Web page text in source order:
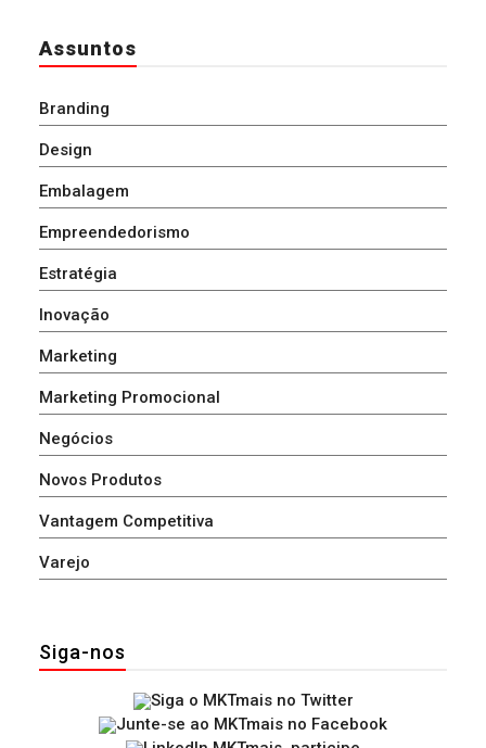
Assuntos
Branding
Design
Embalagem
Empreendedorismo
Estratégia
Inovação
Marketing
Marketing Promocional
Negócios
Novos Produtos
Vantagem Competitiva
Varejo
Siga-nos